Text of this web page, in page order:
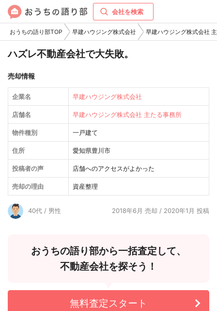
会社を検索
おうちの語り部TOP 早建ハウジング株式会社 早建ハウジング株式会社
ハズレ不動産会社で大失敗。
売却情報
企業名 早建ハウジング株式会社
店舗名 早建ハウジング株式会社 主たる事務所
物件種別 一戸建て
住所 愛知県豊川市
投稿者の声 店舗へのアクセスがよかった
売却の理由 資産整理
40代 / 男性 2018年6月 売却 / 2020年1月 投稿
おうちの語り部から一括査定して、
不動産会社を探そう！
無料査定スタート